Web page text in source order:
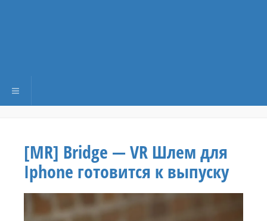
Переключить навигацию
[MR] Bridge — VR Шлем для
Iphone готовится к выпуску